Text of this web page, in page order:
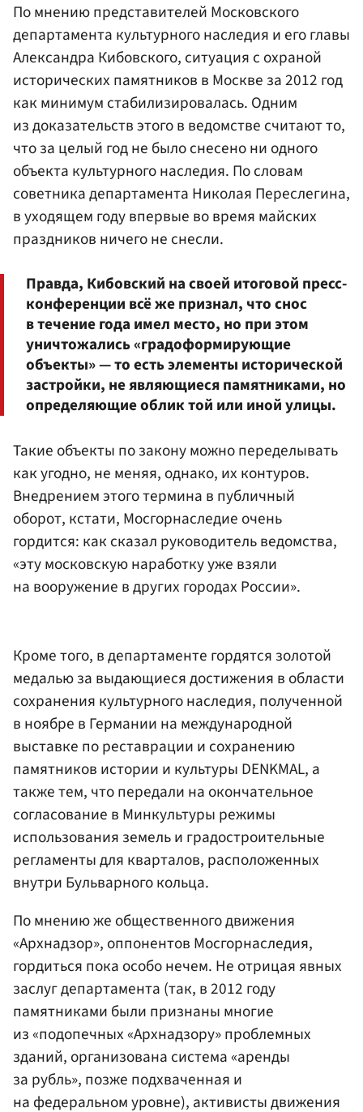
По мнению представителей Московского
департамента культурного наследия и его главы
Александра Кибовского, ситуация с охраной
исторических памятников в Москве за 2012 год
как минимум стабилизировалась. Одним
из доказательств этого в ведомстве считают то,
что за целый год не было снесено ни одного
объекта культурного наследия. По словам
советника департамента Николая Переслегина,
в уходящем году впервые во время майских
праздников ничего не снесли.
Правда, Кибовский на своей итоговой пресс-
конференции всё же признал, что снос
в течение года имел место, но при этом
уничтожались «градоформирующие
объекты» — то есть элементы исторической
застройки, не являющиеся памятниками, но
определяющие облик той или иной улицы.
Такие объекты по закону можно переделывать
как угодно, не меняя, однако, их контуров.
Внедрением этого термина в публичный
оборот, кстати, Мосгорнаследие очень
гордится: как сказал руководитель ведомства,
«эту московскую наработку уже взяли
на вооружение в других городах России».
Кроме того, в департаменте гордятся золотой
медалью за выдающиеся достижения в области
сохранения культурного наследия, полученной
в ноябре в Германии на международной
выставке по реставрации и сохранению
памятников истории и культуры DENKMAL, а
также тем, что передали на окончательное
согласование в Минкультуры режимы
использования земель и градостроительные
регламенты для кварталов, расположенных
внутри Бульварного кольца.
По мнению же общественного движения
«Архнадзор», оппонентов Мосгорнаследия,
гордиться пока особо нечем. Не отрицая явных
заслуг департамента (так, в 2012 году
памятниками были признаны многие
из «подопечных «Архнадзору» проблемных
зданий, организована система «аренды
за рубль», позже подхваченная и
на федеральном уровне), активисты движения